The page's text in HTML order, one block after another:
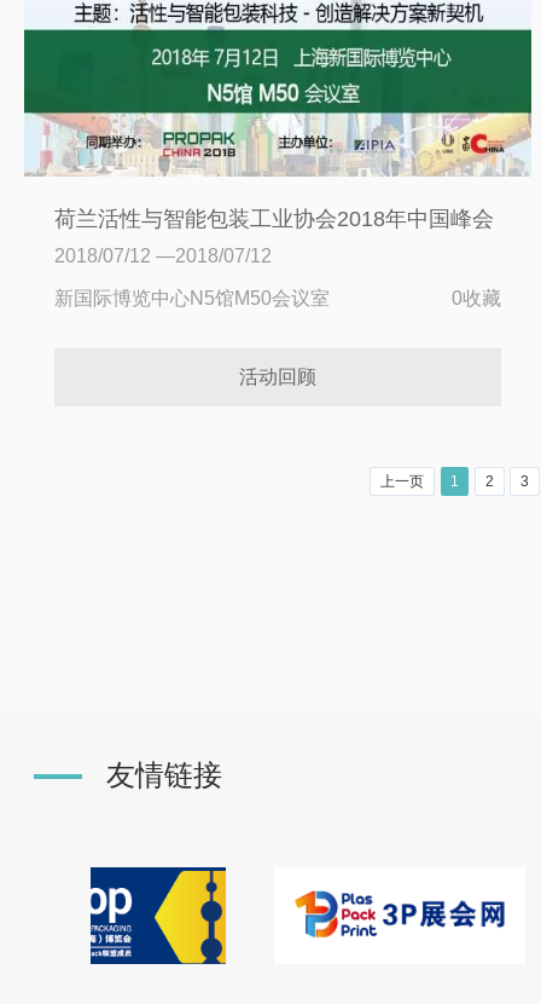
荷兰活性与智能包装工业协会2018年中国峰会
2018/07/12 —2018/07/12
新国际博览中心N5馆M50会议室 0收藏
活动回顾
上一页 1 2 3
友情链接